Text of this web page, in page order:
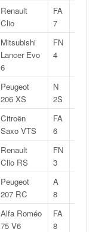
Renault
Clio
FA
7
Mitsubishi
Lancer Evo
6
FN
4
Peugeot
206 XS
N
2S
Citroën
Saxo VTS
FA
6
Renault
Clio RS
FN
3
Peugeot
207 RC
A
8
Alfa Roméo
75 V6
FA
8